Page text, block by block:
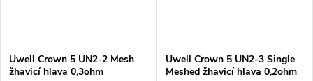
Uwell Crown 5 UN2-2 Mesh
žhavicí hlava 0,3ohm
Uwell Crown 5 UN2-3 Single
Meshed žhavicí hlava 0,2ohm